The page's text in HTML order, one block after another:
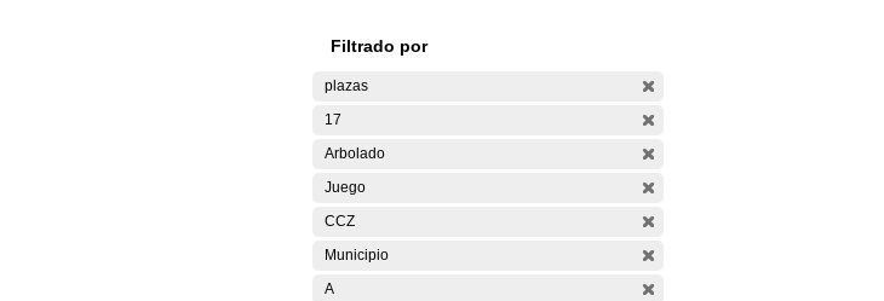
Filtrado por
plazas
17
Arbolado
Juego
CCZ
Municipio
A